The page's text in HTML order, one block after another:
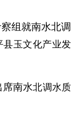
组就南水北调
县玉文化产业发
席南水北调水质